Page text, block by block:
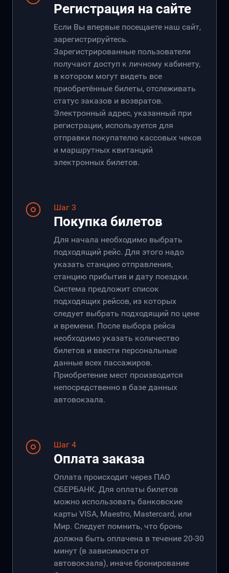
Регистрация на сайте
Если Вы впервые посещаете наш сайт,
зарегистрируйтесь.
Зарегистрированные пользователи
получают доступ к личному кабинету,
в котором могут видеть все
приобретённые билеты, отслеживать
статус заказов и возвратов.
Электронный адрес, указанный при
регистрации, используется для
отправки покупателю кассовых чеков
и маршрутных квитанций
электронных билетов.
Шаг 3
Покупка билетов
Для начала необходимо выбрать
подходящий рейс. Для этого надо
указать станцию отправления,
станцию прибытия и дату поездки.
Система предложит список
подходящих рейсов, из которых
следует выбрать подходящий по цене
и времени. После выбора рейса
необходимо указать количество
билетов и ввести персональные
данные всех пассажиров.
Приобретение мест производится
непосредственно в базе данных
автовокзала.
Шаг 4
Оплата заказа
Оплата происходит через ПАО
СБЕРБАНК. Для оплаты билетов
можно использовать банковские
карты VISA, Maestro, Mastercard, или
Мир. Следует помнить, что бронь
должна быть оплачена в течение 20-30
минут (в зависимости от
автовокзала), иначе бронирование